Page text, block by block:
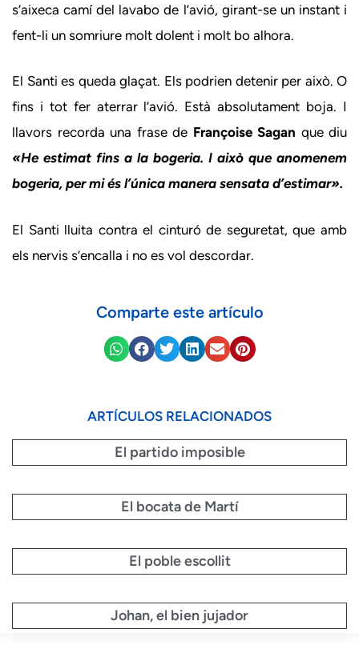
s’aixeca camí del lavabo de l’avió, girant-se un instant i
fent-li un somriure molt dolent i molt bo alhora.
El Santi es queda glaçat. Els podrien detenir per això. O
fins i tot fer aterrar l’avió. Està absolutament boja. I
llavors recorda una frase de Françoise Sagan que diu
«He estimat fins a la bogeria. I això que anomenem
bogeria, per mi és l’única manera sensata d’estimar».
El Santi lluita contra el cinturó de seguretat, que amb
els nervis s’encalla i no es vol descordar.
Comparte este artículo
ARTÍCULOS RELACIONADOS
El partido imposible
El bocata de Martí
El poble escollit
Johan, el bien jujador